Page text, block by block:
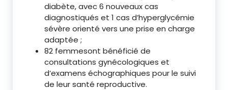
diabète, avec 6 nouveaux cas
diagnostiqués et 1 cas d’hyperglycémie
sévère orienté vers une prise en charge
adaptée ;
82 femmesont bénéficié de
consultations gynécologiques et
d’examens échographiques pour le suivi
de leur santé reproductive.